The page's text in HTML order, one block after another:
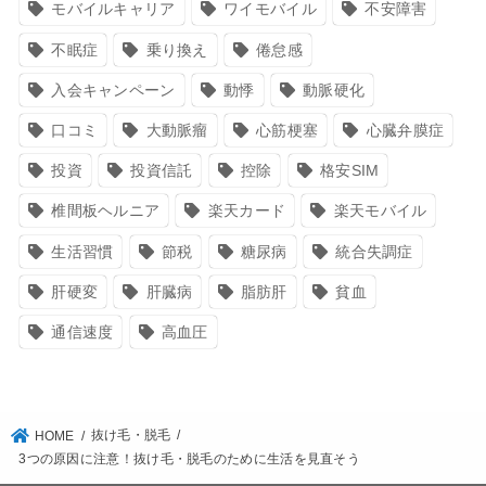
モバイルキャリア ワイモバイル 不安障害
不眠症 乗り換え 倦怠感
入会キャンペーン 動悸 動脈硬化
口コミ 大動脈瘤 心筋梗塞 心臓弁膜症
投資 投資信託 控除 格安SIM
椎間板ヘルニア 楽天カード 楽天モバイル
生活習慣 節税 糖尿病 統合失調症
肝硬変 肝臓病 脂肪肝 貧血
通信速度 高血圧
HOME
抜け毛・脱毛
3つの原因に注意！抜け毛・脱毛のために生活を見直そう